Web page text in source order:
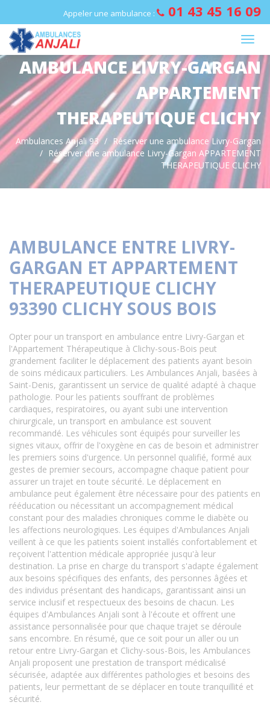
Appeler une ambulance : 01 43 45 16 09
AMBULANCE LIVRY-GARGAN
APPARTEMENT
THERAPEUTIQUE CLICHY
Ambulances Anjali 93
Réserver une ambulance Livry-Gargan
Réserver une ambulance Livry-Gargan APPARTEMENT
THERAPEUTIQUE CLICHY
AMBULANCE ENTRE LIVRY-
GARGAN ET APPARTEMENT
THERAPEUTIQUE CLICHY
93390 CLICHY SOUS BOIS
Opter pour un transport en ambulance entre Livry-Gargan et
l'Appartement Thérapeutique à Clichy-sous-Bois peut
grandement faciliter le déplacement des patients ayant besoin
de soins médicaux particuliers. Les Ambulances Anjali, basées à
Saint-Denis, garantissent un service de qualité adapté à chaque
pathologie. Pour les patients souffrant de problèmes
cardiaques, respiratoires, ou ayant subi une intervention
chirurgicale, un transport en ambulance est souvent
recommandé. Les véhicules sont équipés pour surveiller les
signes vitaux, offrir de l'oxygène en cas de besoin et administrer
les premiers soins d'urgence. Un personnel qualifié, formé aux
gestes de premier secours, accompagne chaque patient pour
assurer un trajet en toute sécurité. Le déplacement en
ambulance peut également être nécessaire pour des patients en
rééducation ou nécessitant un accompagnement médical
constant pour des maladies chroniques comme le diabète ou
les affections neurologiques. Les équipes d'Ambulances Anjali
veillent à ce que les patients soient installés confortablement et
reçoivent l'attention médicale appropriée jusqu'à leur
destination. La prise en charge du transport s'adapte également
aux besoins spécifiques des enfants, des personnes âgées et
des individus présentant des handicaps, garantissant ainsi un
service inclusif et respectueux des besoins de chacun. Les
équipes d'Ambulances Anjali sont à l'écoute et offrent une
assistance personnalisée pour que chaque trajet se déroule
sans encombre. En résumé, que ce soit pour un aller ou un
retour entre Livry-Gargan et Clichy-sous-Bois, les Ambulances
Anjali proposent une prestation de transport médicalisé
sécurisée, adaptée aux différentes pathologies et besoins des
patients, leur permettant de se déplacer en toute tranquillité et
sécurité.